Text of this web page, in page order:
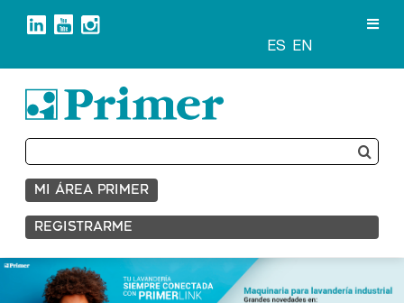
ES EN
Buscar:
MI ÁREA PRIMER
REGISTRARME